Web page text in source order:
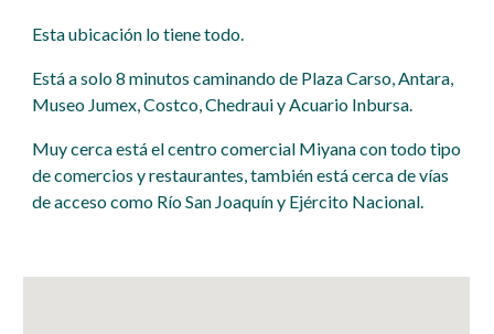
Esta ubicación lo tiene todo.
Está a solo 8 minutos caminando de Plaza Carso, Antara,
Museo Jumex, Costco, Chedraui y Acuario Inbursa.
Muy cerca está el centro comercial Miyana con todo tipo
de comercios y restaurantes, también está cerca de vías
de acceso como Río San Joaquín y Ejército Nacional.